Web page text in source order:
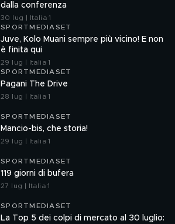
dalla conferenza
30 lug | Italia 1
SPORTMEDIASET
Juve, Kolo Muani sempre più vicino! E non
è finita qui
29 lug | Italia 1
SPORTMEDIASET
Pagani The Drive
28 lug | Italia 1
SPORTMEDIASET
Mancio-bis, che storia!
29 lug | Italia 1
SPORTMEDIASET
119 giorni di bufera
27 lug | Italia 1
SPORTMEDIASET
La Top 5 dei colpi di mercato al 30 luglio: